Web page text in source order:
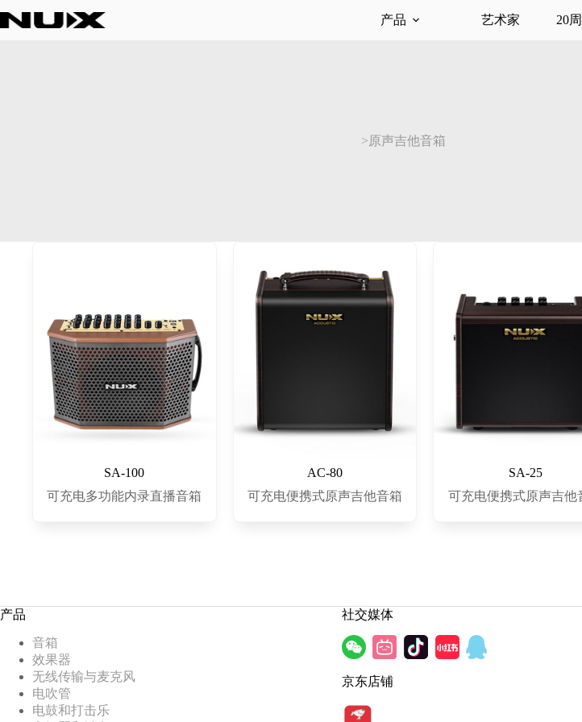
至
产品 艺术家 20
>原声吉他音箱
SA-100
可充电多功能内录直播音箱
AC-80
可充电便携式原声吉他音箱
SA-25
可充电便携式原声吉他
产品
音箱
效果器
无线传输与麦克风
电吹管
电鼓和打击乐
社交媒体
京东店铺